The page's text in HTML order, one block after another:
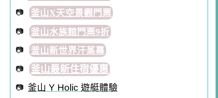
釜山X天空景觀門票
釜山水族館門票9折
釜山新世界汗蒸幕
釜山最新住宿優惠
釜山 Y Holic 遊艇體驗